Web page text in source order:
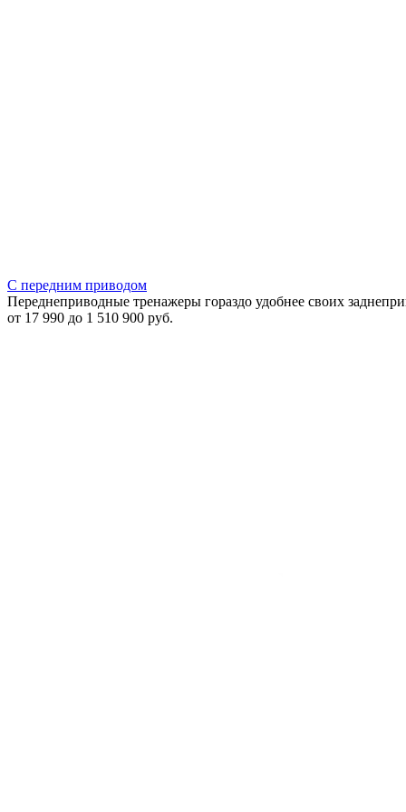
С передним приводом
Переднеприводные тренажеры гораздо удобнее своих
от 17 990 до 1 510 900 руб.